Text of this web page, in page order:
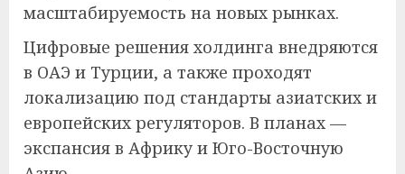
масштабируемость на новых рынках.
Цифровые решения холдинга внедряются
в ОАЭ и Турции, а также проходят
локализацию под стандарты азиатских и
европейских регуляторов. В планах —
экспансия в Африку и Юго-Восточную